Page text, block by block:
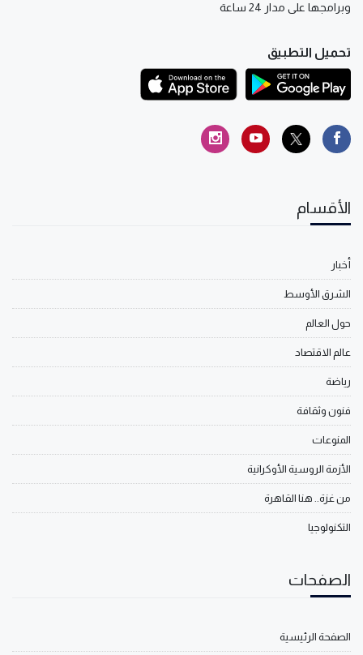
وبرامجها على مدار 24 ساعة
تحميل التطبيق
الأقسام
أخبار
الشرق الأوسط
حول العالم
عالم الاقتصاد
رياضة
فنون وثقافة
المنوعات
الأزمة الروسية الأوكرانية
من غزة.. هنا القاهرة
التكنولوجيا
الصفحات
الصفحة الرئيسية